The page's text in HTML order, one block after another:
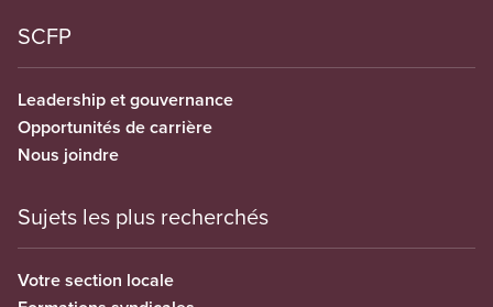
SCFP
Leadership et gouvernance
Opportunités de carrière
Nous joindre
Sujets les plus recherchés
Votre section locale